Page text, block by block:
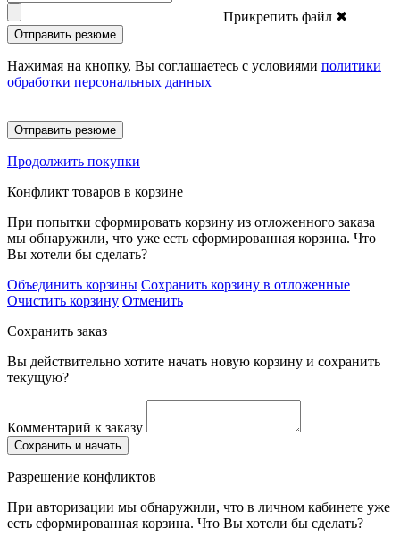
Прикрепить файл ✖
Отправить резюме
Нажимая на кнопку, Вы соглашаетесь с условиями политики
обработки персональных данных
Отправить резюме
Продолжить покупки
Конфликт товаров в корзине
При попытки сформировать корзину из отложенного заказа
мы обнаружили, что уже есть сформированная корзина. Что
Вы хотели бы сделать?
Объединить корзины Сохранить корзину в отложенные
Очистить корзину Отменить
Сохранить заказ
Вы действительно хотите начать новую корзину и сохранить
текущую?
Комментарий к заказу
Сохранить и начать
Разрешение конфликтов
При авторизации мы обнаружили, что в личном кабинете уже
есть сформированная корзина. Что Вы хотели бы сделать?